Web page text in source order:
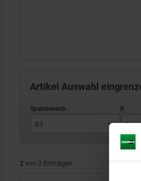
Artikel Auswahl
B3
100 - 125
B
2 von 2 Einträgen